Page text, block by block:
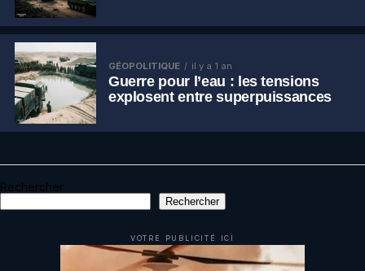
GÉOPOLITIQUE il y a 1 an
Guerre pour l’eau : les tensions
explosent entre superpuissances
Rechercher
Rechercher
VOTRE PUBLICITÉ ICI